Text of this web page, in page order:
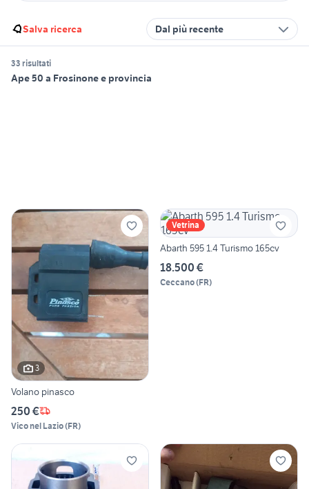
Salva ricerca Dal più recente
33 risultati
Ape 50 a Frosinone e provincia
3
Volano pinasco
250 €
Vico nel Lazio(FR)
Vetrina
Abarth 595 1.4 Turismo 165cv
18.500 €
Ceccano(FR)